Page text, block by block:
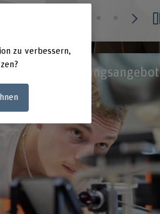
Unser Forschungsangebot
zu verbessern,